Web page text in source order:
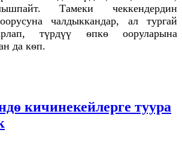
Тамеки чеккендердин
чалдыккандар, ал тургай
түрдүү ѳпкѳ ооруларына
да кѳп.
кичинекейлерге туура